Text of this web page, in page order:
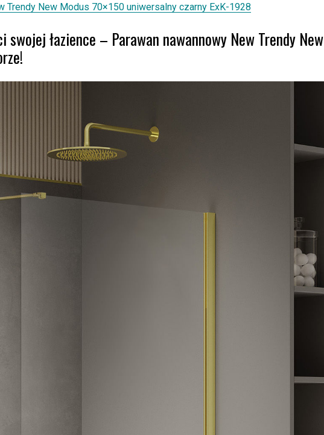
Trendy New Modus 70×150 uniwersalny czarny ExK-1928
łazience – Parawan nawannowy New Trendy New